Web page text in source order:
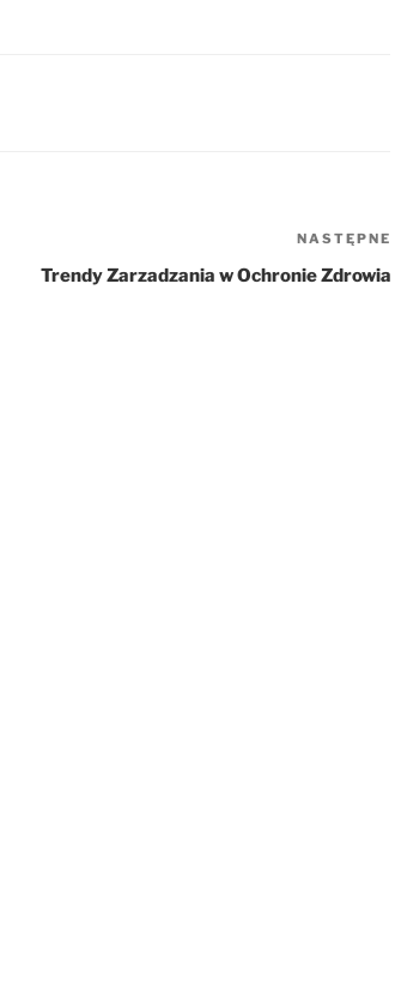
NASTĘPNE
Trendy Zarzadzania w Ochronie Zdrowia